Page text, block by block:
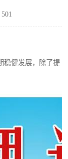
稳健发展，除了提
权